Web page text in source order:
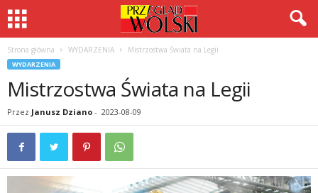
Strona główna WYDARZENIA Mistrzostwa Świata na Legii
WYDARZENIA
Mistrzostwa Świata na Legii
Przez Janusz Dziano - 2023-08-09